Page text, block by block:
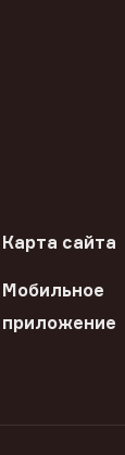
Карта сайта
Мобильное
приложение